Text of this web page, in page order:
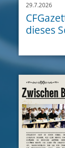
29.7.2026
dieses